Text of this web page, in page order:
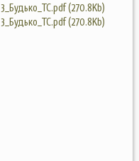
3_Будько_ТС.pdf (270.8Kb)
3_Будько_ТС.pdf (270.8Kb)